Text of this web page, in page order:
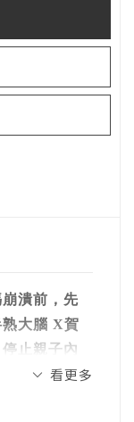
崩潰前，先
大腦 X賀
止親子內
看更多